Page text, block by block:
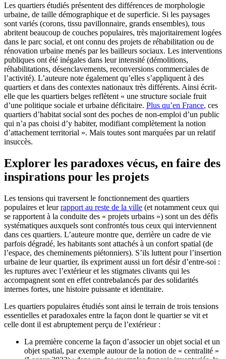
Les quartiers étudiés présentent des différences de morphologie
urbaine, de taille démographique et de superficie. Si les paysages
sont variés (corons, tissu pavillonnaire, grands ensembles), tous
abritent beaucoup de couches populaires, très majoritairement logées
dans le parc social, et ont connu des projets de réhabilitation ou de
rénovation urbaine menés par les bailleurs sociaux. Les interventions
publiques ont été inégales dans leur intensité (démolitions,
réhabilitations, désenclavements, reconversions commerciales de
l’activité). L’auteure note également qu’elles s’appliquent à des
quartiers et dans des contextes nationaux très différents. Ainsi écrit-
elle que les quartiers belges reflètent « une structure sociale fruit
d’une politique sociale et urbaine déficitaire. Plus qu’en France, ces
quartiers d’habitat social sont des poches de non-emploi d’un public
qui n’a pas choisi d’y habiter, modifiant complètement la notion
d’attachement territorial ». Mais toutes sont marquées par un relatif
insuccès.
Explorer les paradoxes vécus, en faire des
inspirations pour les projets
Les tensions qui traversent le fonctionnement des quartiers
populaires et leurrapport au reste de la ville (et notamment ceux qui
se rapportent à la conduite des « projets urbains ») sont un des défis
systématiques auxquels sont confrontés tous ceux qui interviennent
dans ces quartiers. L’auteure montre que, derrière un cadre de vie
parfois dégradé, les habitants sont attachés à un confort spatial (de
l’espace, des cheminements piétonniers). S’ils luttent pour l’insertion
urbaine de leur quartier, ils expriment aussi un fort désir d’entre-soi :
les ruptures avec l’extérieur et les stigmates clivants qui les
accompagnent sont en effet contrebalancés par des solidarités
internes fortes, une histoire puissante et identitaire.
Les quartiers populaires étudiés sont ainsi le terrain de trois tensions
essentielles et paradoxales entre la façon dont le quartier se vit et
celle dont il est abruptement perçu de l’extérieur :
La première concerne la façon d’associer un objet social et un
objet spatial, par exemple autour de la notion de « centralité »